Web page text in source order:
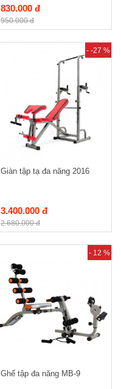
830.000 đ
950.000 đ
- -27 %
Giàn tập tạ đa năng 2016
3.400.000 đ
2.680.000 đ
- 12 %
Ghế tập đa năng MB-9